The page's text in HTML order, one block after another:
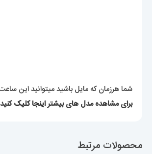
شما هرزمان که مایل باشید میتوانید این
برای مشاهده مدل های بیشتراینجا کلیککنید
محصولات مرتبط